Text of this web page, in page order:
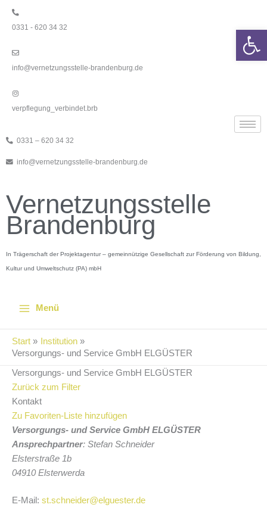
Inhalt
springen
0331 - 620 34 32
info@vernetzungsstelle-brandenburg.de
verpflegung_verbindet.brb
0331 – 620 34 32
info@vernetzungsstelle-brandenburg.de
Vernetzungsstelle
Brandenburg
In Trägerschaft der Projektagentur – gemeinnützige Gesellschaft zur Förderung von Bildung,
Kultur und Umweltschutz (PA) mbH
Menü
Start
Institution
Versorgungs- und Service GmbH ELGÜSTER
Versorgungs- und Service GmbH ELGÜSTER
Zurück zum Filter
Kontakt
Zu Favoriten-Liste hinzufügen
Versorgungs- und Service GmbH ELGÜSTER
Ansprechpartner: Stefan Schneider
Elsterstraße 1b
04910 Elsterwerda
E-Mail: st.schneider@elguester.de